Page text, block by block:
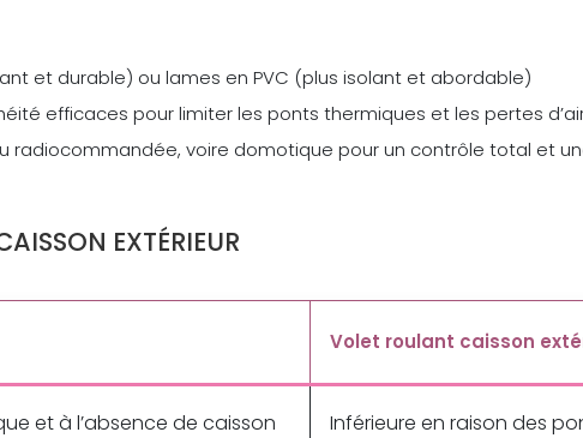
et durable) ou lames en PVC (plus isolant et abordable)
efficaces pour limiter les ponts thermiques et les pertes
radiocommandée, voire domotique pour un contrôle total et
EXTÉRIEUR
Volet roulant caisson
et à l’absence de caisson
Inférieure en raison des